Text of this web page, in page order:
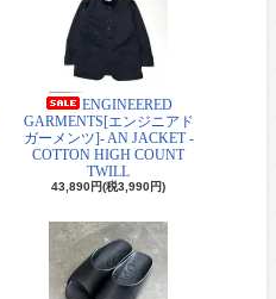
ENGINEERED
GARMENTS[エンジニアド
ガーメンツ]- AN JACKET -
COTTON HIGH COUNT
TWILL
43,890円(税3,990円)